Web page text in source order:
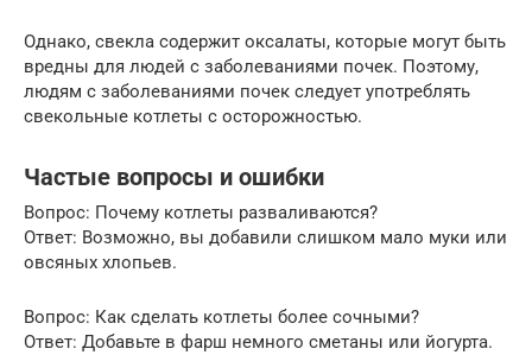
Однако, свекла содержит оксалаты, которые могут быть
вредны для людей с заболеваниями почек. Поэтому,
людям с заболеваниями почек следует употреблять
свекольные котлеты с осторожностью.
Частые вопросы и ошибки
Вопрос: Почему котлеты разваливаются?
Ответ: Возможно, вы добавили слишком мало муки или
овсяных хлопьев.
Вопрос: Как сделать котлеты более сочными?
Ответ: Добавьте в фарш немного сметаны или йогурта.